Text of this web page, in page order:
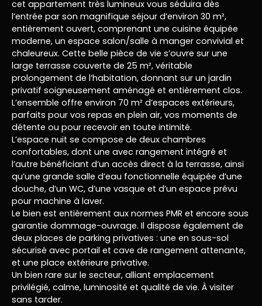
cet appartement très lumineux vous séduira dès
l’entrée par son magnifique séjour d’environ 30 m²,
entièrement ouvert, comprenant une cuisine équipée
moderne, un espace salon/salle à manger convivial et
chaleureux. Cette belle pièce de vie s’ouvre sur une
large terrasse couverte de 25 m², véritable
prolongement de l’habitation, donnant sur un jardin
privatif soigneusement aménagé et entièrement clos.
L’ensemble offre environ 70 m² d’espaces extérieurs,
parfaits pour vos repas en plein air, vos moments de
détente ou pour recevoir en toute intimité.
L’espace nuit se compose de deux chambres
confortables, dont une avec rangement intégré et
l’autre bénéficiant d’un accès direct à la terrasse, ainsi
qu’une grande salle d’eau fonctionnelle équipée d’une
douche, d’un WC, d’une vasque et d’un espace prévu
pour machine à laver.
Le bien est entièrement aux normes PMR et encore sous
garantie dommage-ouvrage. Il dispose également de
deux places de parking privatives : une en sous-sol
sécurisé avec portail et cave de rangement attenante,
et une place extérieure privative.
Un bien rare sur le secteur, alliant emplacement
privilégié, calme, luminosité et qualité de vie. À visiter
sans tarder.